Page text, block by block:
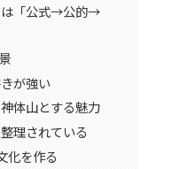
は「公式→公的→
が強い
体山とする魅力
理されている
化を作る